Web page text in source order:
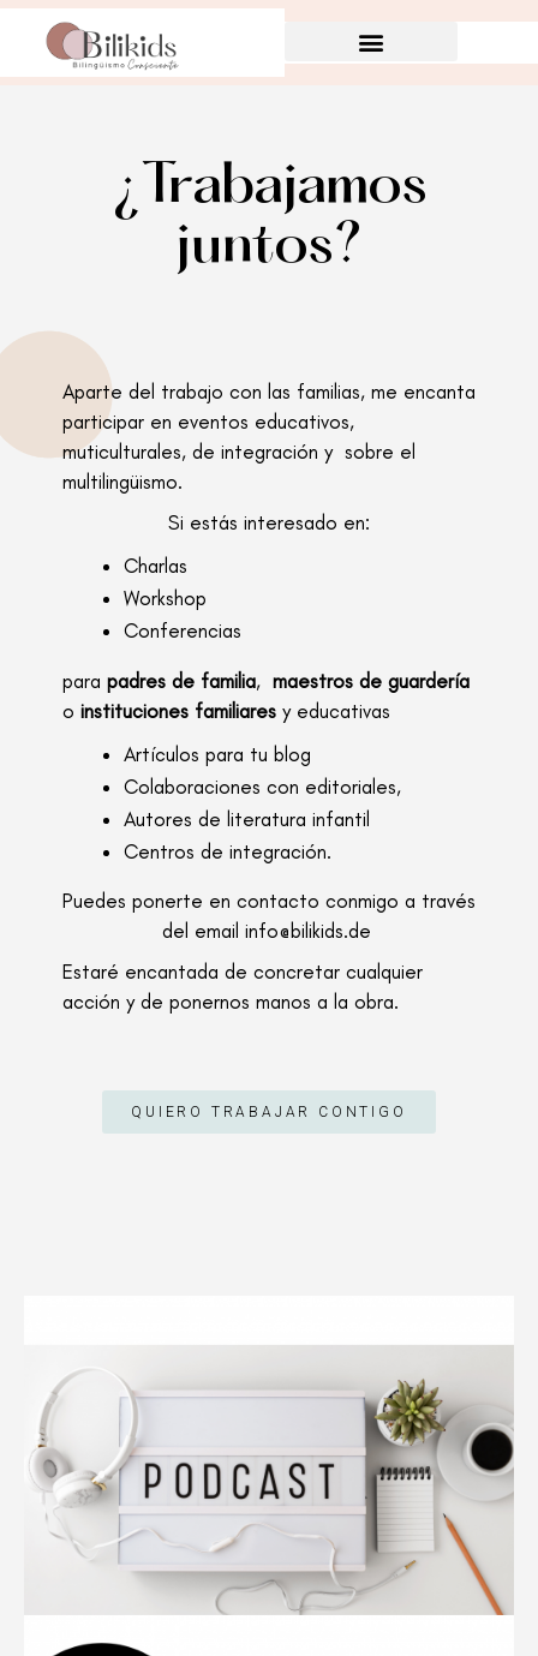
¿Trabajamos
juntos?
Aparte del trabajo con las familias, me encanta
participar en eventos educativos,
muticulturales, de integración y sobre el
multilingüismo.
Si estás interesado en:
Charlas
Workshop
Conferencias
para padres de familia, maestros de guardería
o instituciones familiares y educativas
Artículos para tu blog
Colaboraciones con editoriales,
Autores de literatura infantil
Centros de integración.
Puedes ponerte en contacto conmigo a través
del email info@bilikids.de
Estaré encantada de concretar cualquier
acción y de ponernos manos a la obra.
QUIERO TRABAJAR CONTIGO